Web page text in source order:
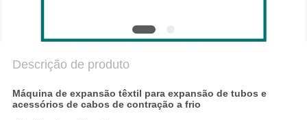
Descrição de produto
Máquina de expansão têxtil para expansão de tubos e
acessórios de cabos de contração a frio